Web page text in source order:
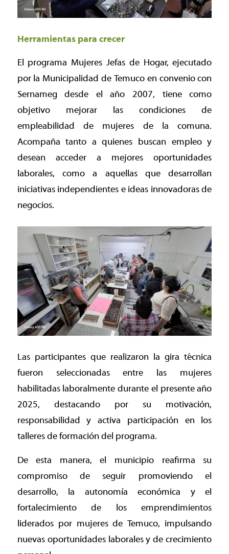
Herramientas para crecer
El programa Mujeres Jefas de Hogar, ejecutado
por la Municipalidad de Temuco en convenio con
Sernameg desde el año 2007, tiene como
objetivo mejorar las condiciones de
empleabilidad de mujeres de la comuna.
Acompaña tanto a quienes buscan empleo y
desean acceder a mejores oportunidades
laborales, como a aquellas que desarrollan
iniciativas independientes e ideas innovadoras de
negocios.
Las participantes que realizaron la gira técnica
fueron seleccionadas entre las mujeres
habilitadas laboralmente durante el presente año
2025, destacando por su motivación,
responsabilidad y activa participación en los
talleres de formación del programa.
De esta manera, el municipio reafirma su
compromiso de seguir promoviendo el
desarrollo, la autonomía económica y el
fortalecimiento de los emprendimientos
liderados por mujeres de Temuco, impulsando
nuevas oportunidades laborales y de crecimiento